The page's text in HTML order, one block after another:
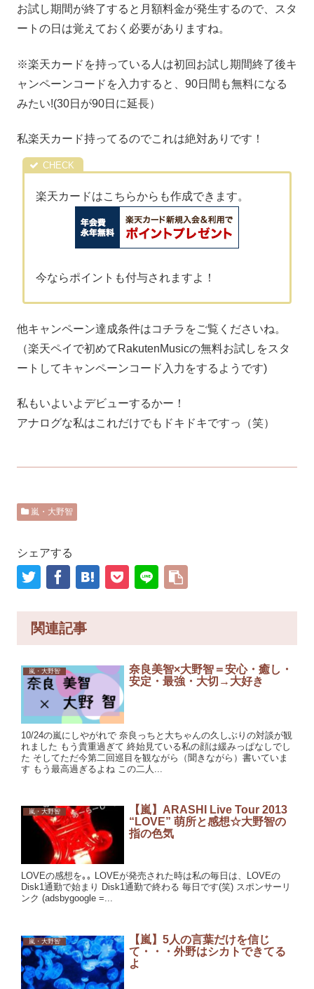
お試し期間が終了すると月額料金が発生するので、スタ
ートの日は覚えておく必要がありますね。
※楽天カードを持っている人は初回お試し期間終了後キ
ャンペーンコードを入力すると、90日間も無料になる
みたい!(30日が90日に延長）
私楽天カード持ってるのでこれは絶対ありです！
楽天カードはこちらからも作成できます。
今ならポイントも付与されますよ！
他キャンペーン達成条件はコチラをご覧くださいね。
（楽天ペイで初めてRakutenMusicの無料お試しをスタ
ートしてキャンペーンコード入力をするようです)
私もいよいよデビューするかー！
アナログな私はこれだけでもドキドキですっ（笑）
嵐・大野智
シェアする
関連記事
嵐・大野智
奈良美智×大野智＝安心・癒し・
安定・最強・大切→大好き
10/24の嵐にしやがれで 奈良っちと大ちゃんの久しぶりの対談が観
れました もう貴重過ぎて 終始見ている私の顔は緩みっぱなしでし
た そしてただ今第二回巡目を観ながら（聞きながら）書いていま
す もう最高過ぎるよね この二人...
嵐・大野智
【嵐】ARASHI Live Tour 2013
“LOVE” 萌所と感想☆大野智の
指の色気
LOVEの感想を｡｡ LOVEが発売された時は私の毎日は、LOVEの
Disk1通勤で始まり Disk1通勤で終わる 毎日です(笑) スポンサーリ
ンク (adsbygoogle =...
嵐・大野智
【嵐】5人の言葉だけを信じ
て・・・外野はシカトできてる
よ